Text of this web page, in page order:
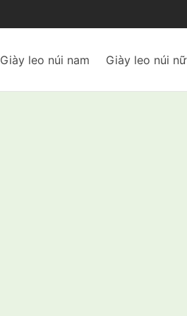
Giày leo núi nam Giày leo núi nữ